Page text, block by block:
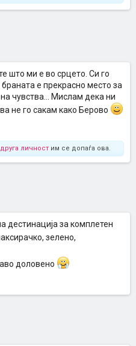
што ми е во срцето. Си го
е прекрасно место за
чувства... Мислам дека ни
не го сакам како Берово
личност им се допаѓа ова.
дестинација за комплетен
зелено,
доловено